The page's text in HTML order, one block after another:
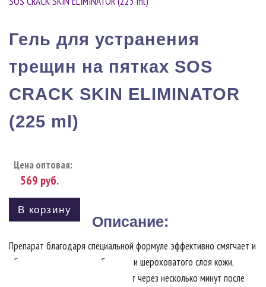
Гель для устранения
трещин на пятках SOS
CRACK SKIN ELIMINATOR
(225 ml)
Цена оптовая:
569 руб.
В корзину
Описание:
Препарат благодаря специальной формуле эффективно смягчает и
облегчает удаление огрубевшего и шероховатого слоя кожи,
мозолей и натоптышей. Действyет через несколько минут после